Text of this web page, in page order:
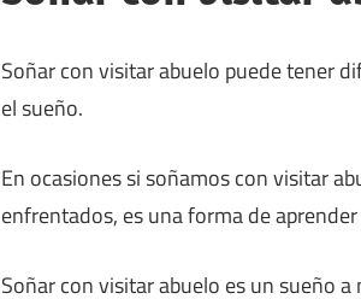
Soñar con visitar abuelo puede tener
el sueño.
En ocasiones si soñamos con visitar
enfrentados, es una forma de
Soñar con visitar abuelo es un sueño